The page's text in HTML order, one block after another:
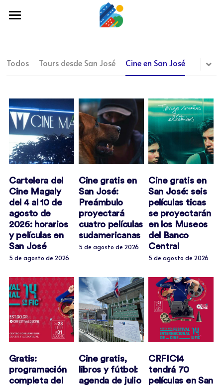
Cine y TV
Comida y tragos
Tours desde San José
Buscar
Newsletter
Todos Tours desde San José Cine en San José
Cartelera del
Cine Magaly
del 4 al 10 de
agosto de
2026: horarios
y películas en
San José
5 de agosto de 2026
Cine gratis en
San José:
Preámbulo
proyectará
cuatro películas
sudamericanas
5 de agosto de 2026
Cine gratis en
San José: seis
películas ticas
se proyectarán
en los Museos
del Banco
Central
5 de agosto de 2026
Gratis:
programación
completa del
Cine gratis,
libros y fútbol:
agenda de julio
CRFIC14
tendrá 70
películas en San
CATEGORÍAS DE BLOG
Arte en San José
Agenda Cultural de San José
Portada de Chepetown
Artículos en San José
Cine en San José
Tours desde San José